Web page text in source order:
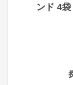
ンド 4袋